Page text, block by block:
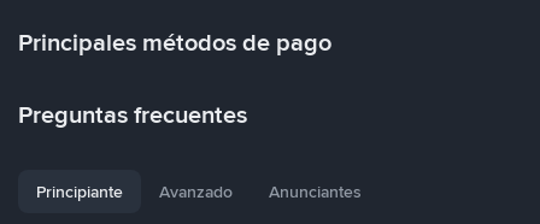
Principales métodos de pago
Preguntas frecuentes
Principiante Avanzado Anunciantes